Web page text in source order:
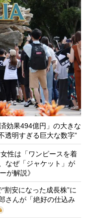
効果494億円」の大きな
透明すぎる巨大な数字”
性は「ワンピースを着
なぜ「ジャケット」が
が解説》
割安になった成長株”に
さんが「絶好の仕込み